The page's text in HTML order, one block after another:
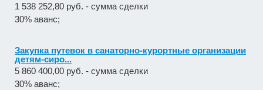
1 538 252,80 руб. - сумма сделки
30% аванс;
Закупка путевок в санаторно-курортные организации
детям-сиро...
5 860 400,00 руб. - сумма сделки
30% аванс;